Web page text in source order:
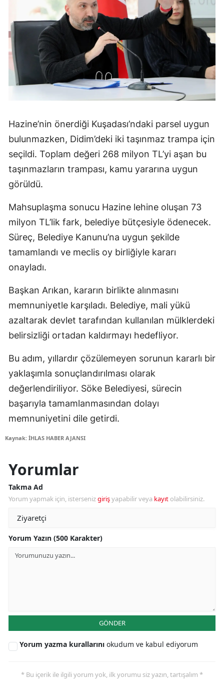
Hazine’nin önerdiği Kuşadası’ndaki parsel uygun
bulunmazken, Didim’deki iki taşınmaz trampa için
seçildi. Toplam değeri 268 milyon TL’yi aşan bu
taşınmazların trampası, kamu yararına uygun
görüldü.
Mahsuplaşma sonucu Hazine lehine oluşan 73
milyon TL’lik fark, belediye bütçesiyle ödenecek.
Süreç, Belediye Kanunu’na uygun şekilde
tamamlandı ve meclis oy birliğiyle kararı
onayladı.
Başkan Arıkan, kararın birlikte alınmasını
memnuniyetle karşıladı. Belediye, mali yükü
azaltarak devlet tarafından kullanılan mülklerdeki
belirsizliği ortadan kaldırmayı hedefliyor.
Bu adım, yıllardır çözülemeyen sorunun kararlı bir
yaklaşımla sonuçlandırılması olarak
değerlendiriliyor. Söke Belediyesi, sürecin
başarıyla tamamlanmasından dolayı
memnuniyetini dile getirdi.
Kaynak: İHLAS HABER AJANSI
Yorumlar
Takma Ad
Yorum yapmak için, istersenizgirişyapabilir veya kayıt olabilirsiniz.
Yorum Yazın (500 Karakter)
GÖNDER
Yorum yazma kurallarını okudum ve kabul ediyorum
* Bu içerik ile ilgili yorum yok, ilk yorumu siz yazın, tartışalım *